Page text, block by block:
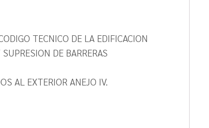
TECNICO DE LA EDIFICACION
DE BARRERAS
AL EXTERIOR ANEJO IV.